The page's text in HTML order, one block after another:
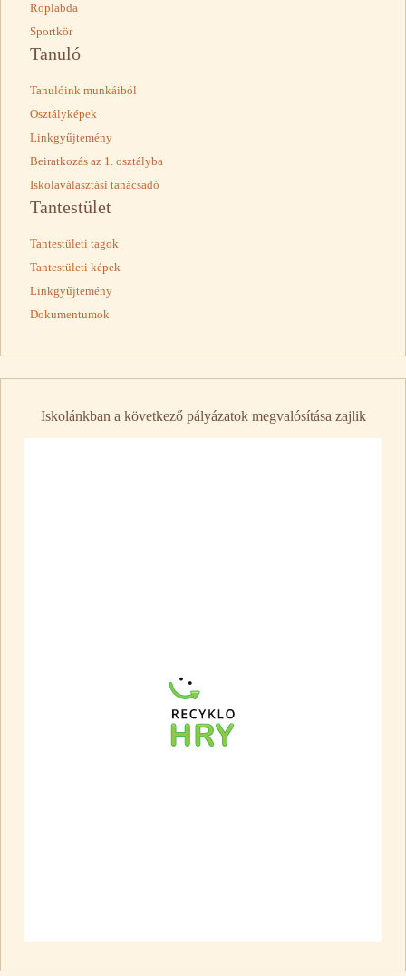
Röplabda
Sportkör
Tanuló
Tanulóink munkáiból
Osztályképek
Linkgyűjtemény
Beiratkozás az 1. osztályba
Iskolaválasztási tanácsadó
Tantestület
Tantestületi tagok
Tantestületi képek
Linkgyűjtemény
Dokumentumok
Iskolánkban a következő pályázatok megvalósítása zajlik